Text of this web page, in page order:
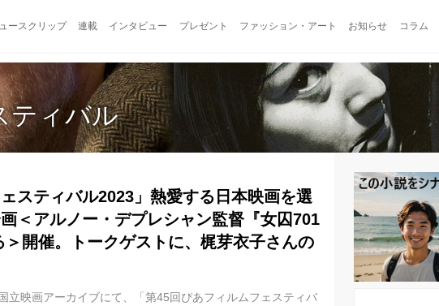
ースクリップ 連載 インタビュー プレゼント ファッション・アート お知らせ コラム
ティバル
ェスティバル2023」熱愛する日本映画を選
＜アルノー・デプレシャン監督『女囚701
開催。トークゲストに、梶芽衣子さんの
立映画アーカイブにて、「第45回ぴあフィルムフェスティバ